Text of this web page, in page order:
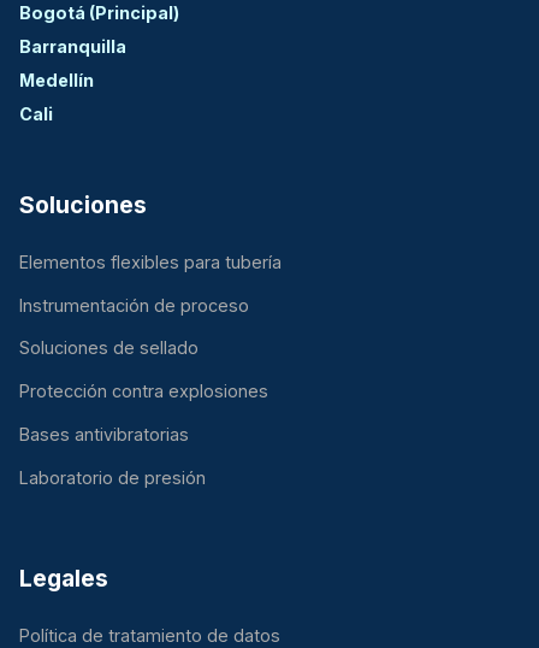
Bogotá (Principal)
Barranquilla
Medellín
Cali
Soluciones
Elementos flexibles para tubería
Instrumentación de proceso
Soluciones de sellado
Protección contra explosiones
Bases antivibratorias
Laboratorio de presión
Legales
Política de tratamiento de datos